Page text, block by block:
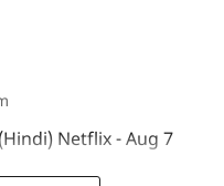
Netflix - Aug 7